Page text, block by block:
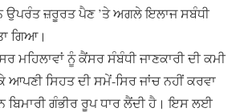
ਉਪਰੰਤ ਜ਼ਰੂਰਤ ਪੈਣ ’ਤੇ ਅਗਲੇ ਇਲਾਜ ਸਬੰਧੀ
ਗਿਆ।
ਮਹਿਲਾਵਾਂ ਨੂੰ ਕੈਂਸਰ ਸੰਬੰਧੀ ਜਾਣਕਾਰੀ ਦੀ ਕਮੀ
ਆਪਣੀ ਸਿਹਤ ਦੀ ਸਮੇਂ-ਸਿਰ ਜਾਂਚ ਨਹੀਂ ਕਰਵਾ
ਬਿਮਾਰੀ ਗੰਭੀਰ ਰੂਪ ਧਾਰ ਲੈਂਦੀ ਹੈ। ਇਸ ਲਈ